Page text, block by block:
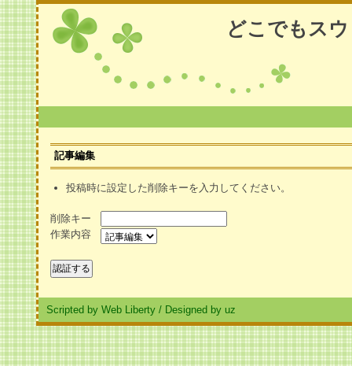
どこでもス
記事編集
投稿時に設定した削除キーを入力してください。
削除キー
作業内容
Scripted by Web Liberty / Designed by uz